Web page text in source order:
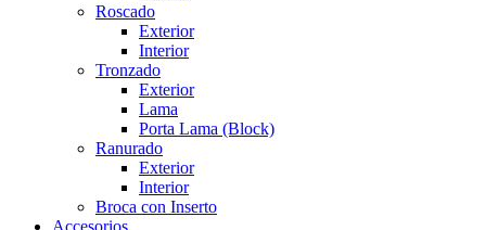
Roscado
Exterior
Interior
Tronzado
Exterior
Lama
Porta Lama (Block)
Ranurado
Exterior
Interior
Broca con Inserto
Accesorios